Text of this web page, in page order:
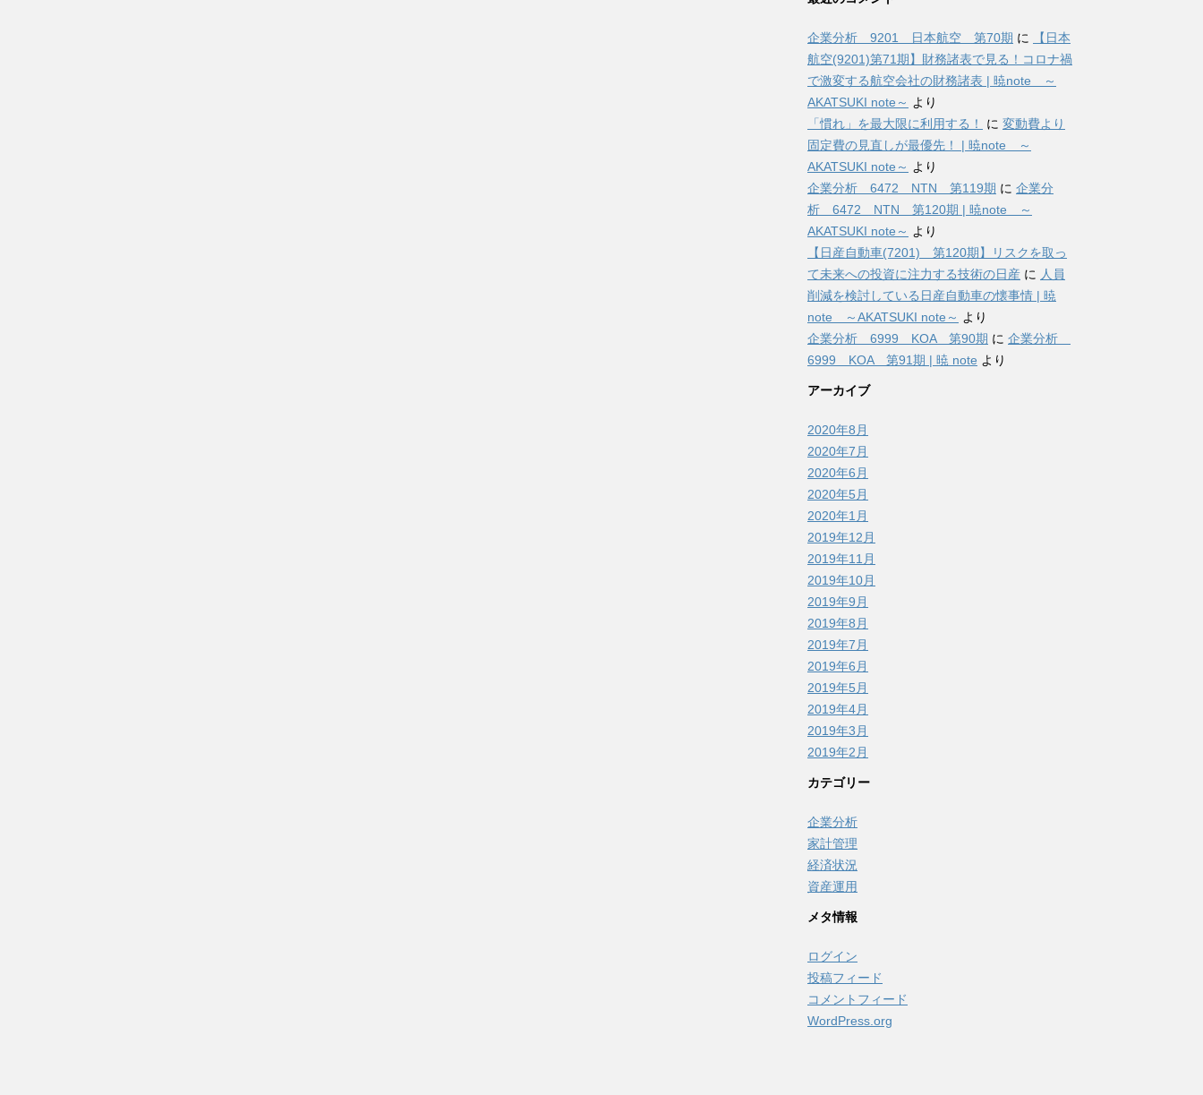
企業分析 9201 日本航空 第70期 に
【日本
航空(9201)第71期】財務諸表で見る！コロナ禍
で激変する航空会社の財務諸表 | 暁note ～
AKATSUKI note～ より
「慣れ」を最大限に利用する！
に 変動費より
固定費の見直しが最優先！ | 暁note ～
AKATSUKI note～ より
企業分析 6472 NTN 第119期 に 企業分
析 6472 NTN 第120期 | 暁note ～
AKATSUKI note～ より
【日産自動車(7201) 第120期】リスクを取っ
て未来への投資に注力する技術の日産 に 人員
削減を検討している日産自動車の懐事情 | 暁
note ～AKATSUKI note～ より
企業分析 6999 KOA 第90期 に 企業分析
6999 KOA 第91期 | 暁 note より
アーカイブ
2020年8月
2020年7月
2020年6月
2020年5月
2020年1月
2019年12月
2019年11月
2019年10月
2019年9月
2019年8月
2019年7月
2019年6月
2019年5月
2019年4月
2019年3月
2019年2月
カテゴリー
企業分析
家計管理
経済状況
資産運用
メタ情報
ログイン
投稿フィード
コメントフィード
WordPress.org